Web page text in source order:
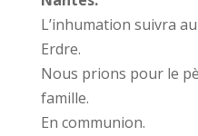
L’inhumation suivra
Erdre.
Nous prions pour le
famille.
En communion.